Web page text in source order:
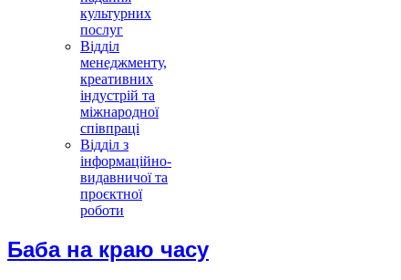
культурних
послуг
Відділ
менеджменту,
креативних
індустрій та
міжнародної
співпраці
Відділ з
інформаційно-
видавничої та
проєктної
роботи
Баба на краю часу